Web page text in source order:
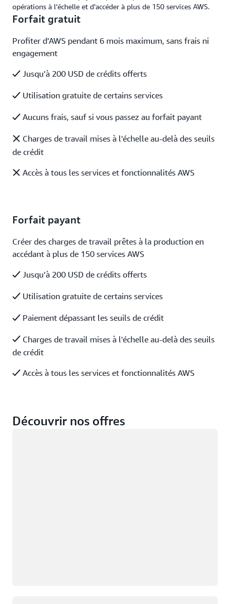
opérations à l’échelle et d’accéder à plus de 150 services AWS.
Forfait gratuit
Profiter d’AWS pendant 6 mois maximum, sans frais ni
engagement
Jusqu’à 200 USD de crédits offerts
Utilisation gratuite de certains services
Aucuns frais, sauf si vous passez au forfait payant
Charges de travail mises à l'échelle au-delà des seuils
de crédit
Accès à tous les services et fonctionnalités AWS
Forfait payant
Créer des charges de travail prêtes à la production en
accédant à plus de 150 services AWS
Jusqu’à 200 USD de crédits offerts
Utilisation gratuite de certains services
Paiement dépassant les seuils de crédit
Charges de travail mises à l'échelle au-delà des seuils
de crédit
Accès à tous les services et fonctionnalités AWS
Découvrir nos offres